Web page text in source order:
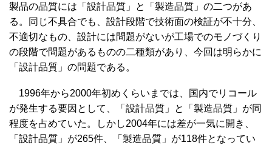
製品の品質には「設計品質」と「製造品質」の二つがあ
る。同じ不具合でも、設計段階で技術面の検証が不十分、
不適切なもの、設計には問題がないが工場でのモノづくり
の段階で問題があるものの二種類があり、今回は明らかに
「設計品質」の問題である。
1996年から2000年初めくらいまでは、国内でリコール
が発生する要因として、「設計品質」と「製造品質」が同
程度を占めていた。しかし2004年には差が一気に開き、
「設計品質」が265件、「製造品質」が118件となってい